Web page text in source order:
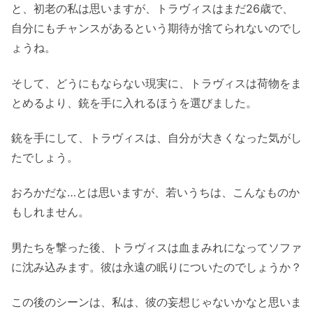
と、初老の私は思いますが、トラヴィスはまだ26歳で、
自分にもチャンスがあるという期待が捨てられないのでし
ょうね。
そして、どうにもならない現実に、トラヴィスは荷物をま
とめるより、銃を手に入れるほうを選びました。
銃を手にして、トラヴィスは、自分が大きくなった気がし
たでしょう。
おろかだな…とは思いますが、若いうちは、こんなものか
もしれません。
男たちを撃った後、トラヴィスは血まみれになってソファ
に沈み込みます。彼は永遠の眠りについたのでしょうか？
この後のシーンは、私は、彼の妄想じゃないかなと思いま